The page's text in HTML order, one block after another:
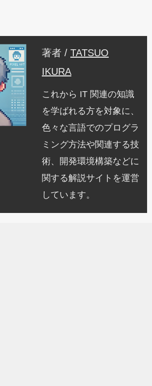
著者 / TATSUO
IKURA
これから IT 関連の知識
を学ばれる方を対象に、
色々な言語でのプログラ
ミング方法や関連する技
術、開発環境構築などに
関する解説サイトを運営
しています。